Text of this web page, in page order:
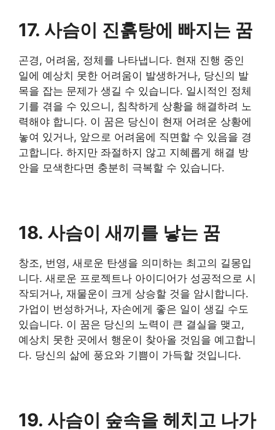
17. 사슴이 진흙탕에 빠지는 꿈
곤경, 어려움, 정체를 나타냅니다. 현재 진행 중인
일에 예상치 못한 어려움이 발생하거나, 당신의 발
목을 잡는 문제가 생길 수 있습니다. 일시적인 정체
기를 겪을 수 있으니, 침착하게 상황을 해결하려 노
력해야 합니다. 이 꿈은 당신이 현재 어려운 상황에
놓여 있거나, 앞으로 어려움에 직면할 수 있음을 경
고합니다. 하지만 좌절하지 않고 지혜롭게 해결 방
안을 모색한다면 충분히 극복할 수 있습니다.
18. 사슴이 새끼를 낳는 꿈
창조, 번영, 새로운 탄생을 의미하는 최고의 길몽입
니다. 새로운 프로젝트나 아이디어가 성공적으로 시
작되거나, 재물운이 크게 상승할 것을 암시합니다.
가업이 번성하거나, 자손에게 좋은 일이 생길 수도
있습니다. 이 꿈은 당신의 노력이 큰 결실을 맺고,
예상치 못한 곳에서 행운이 찾아올 것임을 예고합니
다. 당신의 삶에 풍요와 기쁨이 가득할 것입니다.
19. 사슴이 숲속을 헤치고 나가